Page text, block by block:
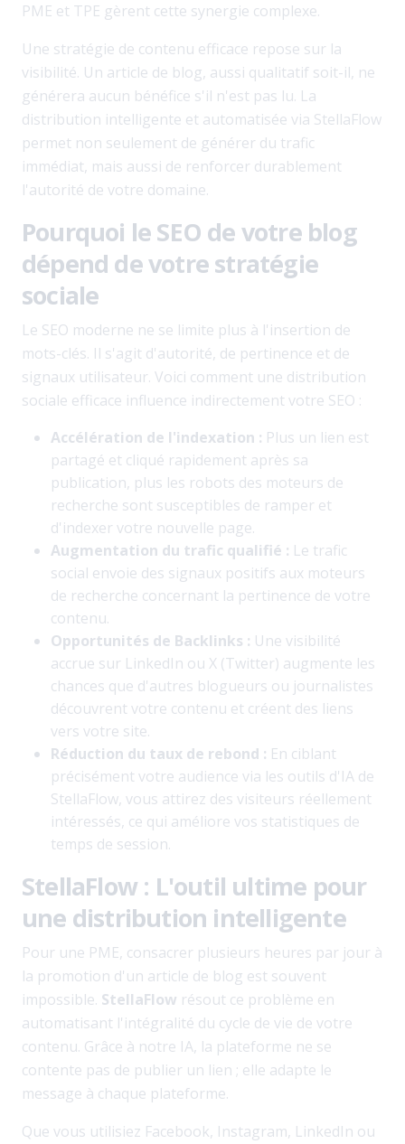
PME et TPE gèrent cette synergie complexe.
Une stratégie de contenu efficace repose sur la
visibilité. Un article de blog, aussi qualitatif soit-il, ne
générera aucun bénéfice s'il n'est pas lu. La
distribution intelligente et automatisée via StellaFlow
permet non seulement de générer du trafic
immédiat, mais aussi de renforcer durablement
l'autorité de votre domaine.
Pourquoi le SEO de votre blog
dépend de votre stratégie
sociale
Le SEO moderne ne se limite plus à l'insertion de
mots-clés. Il s'agit d'autorité, de pertinence et de
signaux utilisateur. Voici comment une distribution
sociale efficace influence indirectement votre SEO :
Accélération de l'indexation : Plus un lien est
partagé et cliqué rapidement après sa
publication, plus les robots des moteurs de
recherche sont susceptibles de ramper et
d'indexer votre nouvelle page.
Augmentation du trafic qualifié : Le trafic
social envoie des signaux positifs aux moteurs
de recherche concernant la pertinence de votre
contenu.
Opportunités de Backlinks : Une visibilité
accrue sur LinkedIn ou X (Twitter) augmente les
chances que d'autres blogueurs ou journalistes
découvrent votre contenu et créent des liens
vers votre site.
Réduction du taux de rebond : En ciblant
précisément votre audience via les outils d'IA de
StellaFlow, vous attirez des visiteurs réellement
intéressés, ce qui améliore vos statistiques de
temps de session.
StellaFlow : L'outil ultime pour
une distribution intelligente
Pour une PME, consacrer plusieurs heures par jour à
la promotion d'un article de blog est souvent
impossible. StellaFlow résout ce problème en
automatisant l'intégralité du cycle de vie de votre
contenu. Grâce à notre IA, la plateforme ne se
contente pas de publier un lien ; elle adapte le
message à chaque plateforme.
Que vous utilisiez Facebook, Instagram, LinkedIn ou